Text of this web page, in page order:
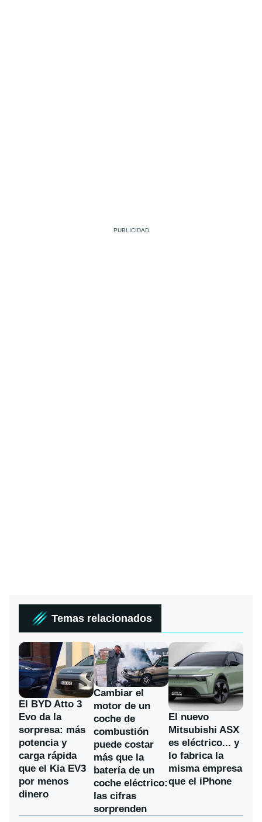
Temas relacionados
El BYD Atto 3
Evo da la
sorpresa: más
potencia y
carga rápida
que el Kia EV3
por menos
dinero
Cambiar el
motor de un
coche de
combustión
puede costar
más que la
batería de un
coche eléctrico:
las cifras
sorprenden
El nuevo
Mitsubishi ASX
es eléctrico... y
lo fabrica la
misma empresa
que el iPhone